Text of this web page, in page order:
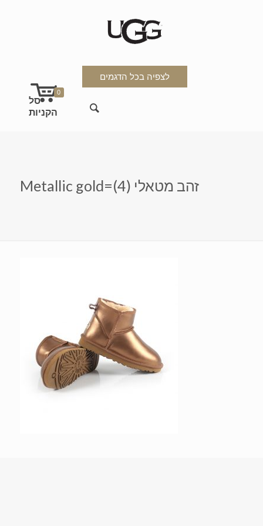
לצפיה בכל הדגמים
0
Metallic gold=זהב מטאלי (4)